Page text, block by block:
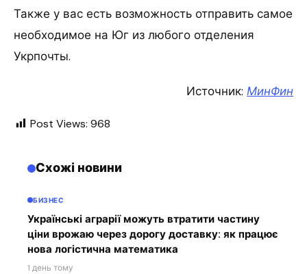
Также у вас есть возможность отправить самое
необходимое на Юг из любого отделения
Укрпочты.
Источник: МинФин
Post Views: 968
Схожі новини
БИЗНЕС
Українські аграрії можуть втратити частину
ціни врожаю через дорогу доставку: як працює
нова логістична математика
1 день тому